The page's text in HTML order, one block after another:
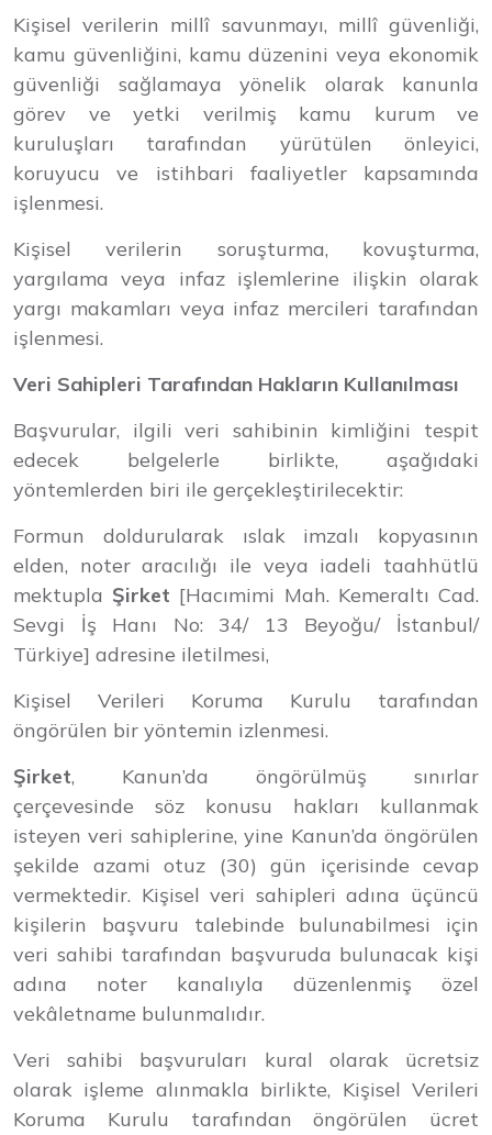
Kişisel verilerin millî savunmayı, millî güvenliği,
kamu güvenliğini, kamu düzenini veya ekonomik
güvenliği sağlamaya yönelik olarak kanunla
görev ve yetki verilmiş kamu kurum ve
kuruluşları tarafından yürütülen önleyici,
koruyucu ve istihbari faaliyetler kapsamında
işlenmesi.
Kişisel verilerin soruşturma, kovuşturma,
yargılama veya infaz işlemlerine ilişkin olarak
yargı makamları veya infaz mercileri tarafından
işlenmesi.
Veri Sahipleri Tarafından Hakların Kullanılması
Başvurular, ilgili veri sahibinin kimliğini tespit
edecek belgelerle birlikte, aşağıdaki
yöntemlerden biri ile gerçekleştirilecektir:
Formun doldurularak ıslak imzalı kopyasının
elden, noter aracılığı ile veya iadeli taahhütlü
mektupla Şirket [Hacımimi Mah. Kemeraltı Cad.
Sevgi İş Hanı No: 34/ 13 Beyoğu/ İstanbul/
Türkiye] adresine iletilmesi,
Kişisel Verileri Koruma Kurulu tarafından
öngörülen bir yöntemin izlenmesi.
Şirket, Kanun’da öngörülmüş sınırlar
çerçevesinde söz konusu hakları kullanmak
isteyen veri sahiplerine, yine Kanun’da öngörülen
şekilde azami otuz (30) gün içerisinde cevap
vermektedir. Kişisel veri sahipleri adına üçüncü
kişilerin başvuru talebinde bulunabilmesi için
veri sahibi tarafından başvuruda bulunacak kişi
adına noter kanalıyla düzenlenmiş özel
vekâletname bulunmalıdır.
Veri sahibi başvuruları kural olarak ücretsiz
olarak işleme alınmakla birlikte, Kişisel Verileri
Koruma Kurulu tarafından öngörülen ücret